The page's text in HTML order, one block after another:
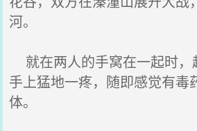
河。
就在两人的手窝在一起时，
手上猛地一疼，随即感觉有毒
体。